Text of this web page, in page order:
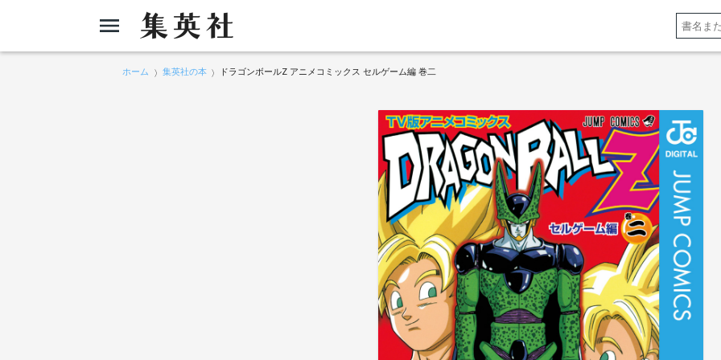
ホーム 集英社の本 ドラゴンボールZ アニメコミックス セルゲーム編 巻二